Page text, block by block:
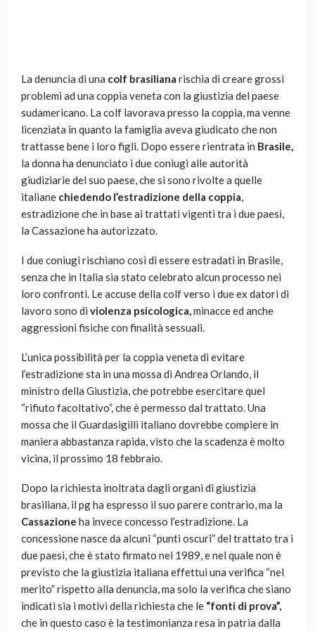
La denuncia di una colf brasiliana rischia di creare grossi
problemi ad una coppia veneta con la giustizia del paese
sudamericano. La colf lavorava presso la coppia, ma venne
licenziata in quanto la famiglia aveva giudicato che non
trattasse bene i loro figli. Dopo essere rientrata in Brasile,
la donna ha denunciato i due coniugi alle autorità
giudiziarie del suo paese, che si sono rivolte a quelle
italiane chiedendo l’estradizione della coppia,
estradizione che in base ai trattati vigenti tra i due paesi,
la Cassazione ha autorizzato.
I due coniugi rischiano così di essere estradati in Brasile,
senza che in Italia sia stato celebrato alcun processo nei
loro confronti. Le accuse della colf verso i due ex datori di
lavoro sono di violenza psicologica,minacce ed anche
aggressioni fisiche con finalità sessuali.
L’unica possibilità per la coppia veneta di evitare
l’estradizione sta in una mossa di Andrea Orlando, il
ministro della Giustizia, che potrebbe esercitare quel
“rifiuto facoltativo”, che è permesso dal trattato. Una
mossa che il Guardasigilli italiano dovrebbe compiere in
maniera abbastanza rapida, visto che la scadenza è molto
vicina, il prossimo 18 febbraio.
Dopo la richiesta inoltrata dagli organi di giustizia
brasiliana, il pg ha espresso il suo parere contrario, ma la
Cassazione ha invece concesso l’estradizione. La
concessione nasce da alcuni “punti oscuri” del trattato tra i
due paesi, che è stato firmato nel 1989, e nel quale non è
previsto che la giustizia italiana effettui una verifica “nel
merito” rispetto alla denuncia, ma solo la verifica che siano
indicati sia i motivi della richiesta che le “fonti di prova”,
che in questo caso è la testimonianza resa in patria dalla